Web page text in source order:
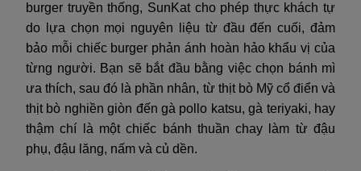
burger truyền thống, SunKat cho phép thực khách tự
do lựa chọn mọi nguyên liệu từ đầu đến cuối, đảm
bảo mỗi chiếc burger phản ánh hoàn hảo khẩu vị của
từng người. Bạn sẽ bắt đầu bằng việc chọn bánh mì
ưa thích, sau đó là phần nhân, từ thịt bò Mỹ cổ điển và
thịt bò nghiền giòn đến gà pollo katsu, gà teriyaki, hay
thậm chí là một chiếc bánh thuần chay làm từ đậu
phụ, đậu lăng, nấm và củ dền.